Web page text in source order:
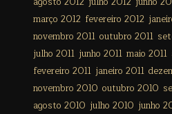
março 2012 fevereiro 2012
novembro 2011 outubro 2011
julho 2011 junho 2011 maio 2011
fevereiro 2011 janeiro 2011
novembro 2010 outubro 2010
agosto 2010 julho 2010 junho